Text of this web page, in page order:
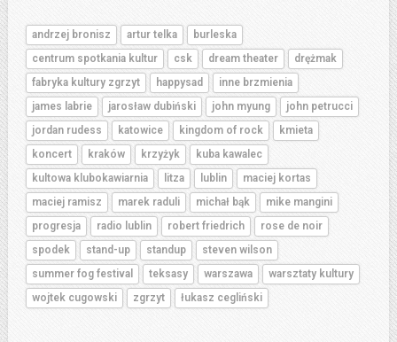
andrzej bronisz artur telka
burleska
centrum spotkania kultur
csk dream theater
drężmak
fabryka kultury zgrzyt
happysad
inne brzmienia
james labrie
jarosław dubiński john myung
john petrucci
jordan rudess
katowice kingdom of rock
kmieta
koncert
kraków krzyżyk
kuba kawalec
kultowa klubokawiarnia
litza lublin
maciej kortas
maciej ramisz
marek raduli michał bąk
mike mangini
progresja
radio lublin robert friedrich
rose de noir
spodek
stand-up standup
steven wilson
summer fog festival
teksasy warszawa
warsztaty kultury
wojtek cugowski
zgrzyt łukasz cegliński